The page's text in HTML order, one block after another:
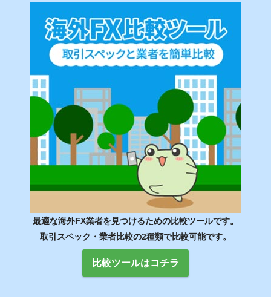
最適な海外FX業者を見つけるための比較ツールです。
取引スペック・業者比較の2種類で比較可能です。
比較ツールはコチラ